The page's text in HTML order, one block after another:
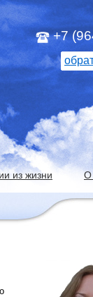
+7
из жизни О